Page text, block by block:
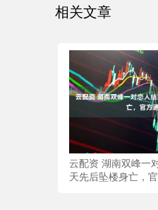
相关文章
云配资 湖南双峰一
天先后坠楼身亡，